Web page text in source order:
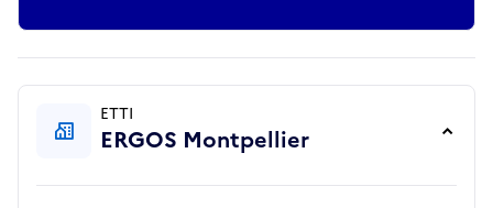
ETTI
ERGOS Montpellier